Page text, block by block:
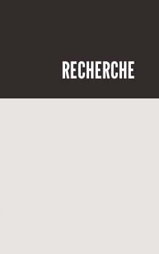
RECHERCHE